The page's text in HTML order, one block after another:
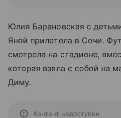
Юлия Барановская с
Яной прилетела в Сочи.
смотрела на стадионе,
которая взяла с собой на
Диму.
Контент недоступен